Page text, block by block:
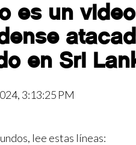
es un
en Sri
3:13:25 PM
lee estas líneas: